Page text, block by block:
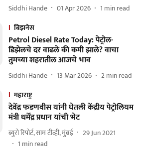
Siddhi Hande 01 Apr 2026 1 min read
बिझनेस
Petrol Diesel Rate Today: पेट्रोल-
डिझेलचे दर वाढले की कमी झाले? वाचा
तुमच्या शहरातील आजचे भाव
Siddhi Hande 13 Mar 2026 2min read
महाराष्ट्र
देवेंद्र फडणवीस यांनी घेतली केंद्रीय पेट्रोलियम
मंत्री धर्मेंद्र प्रधान यांची भेट
ब्युरो रिपोर्ट, साम टीव्ही, मुंबई
29 Jun 2021
1 min read